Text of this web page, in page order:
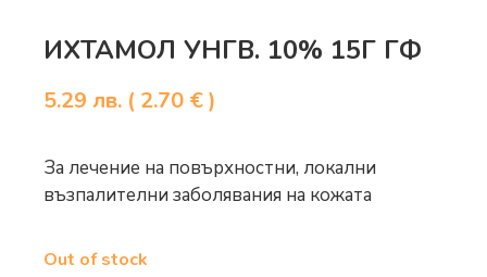
ИХТАМОЛ УНГВ. 10% 15Г ГФ
5.29 лв. ( 2.70 € )
За лечение на повърхностни, локални
възпалителни заболявания на кожата
Out of stock